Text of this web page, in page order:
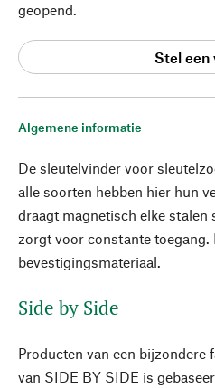
Algemene informatie
De sleutelvinder voor
alle soorten hebben hier hun
draagt magnetisch elke stalen
zorgt voor constante toegang.
bevestigingsmateriaal.
Side by Side
Producten van een bijzondere
van SIDE BY SIDE is
geopend.
Stel een